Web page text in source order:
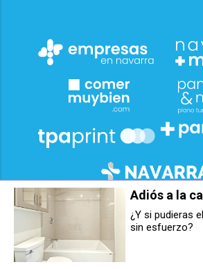
Berriozar busca voluntarios para
colaborar en la suelta de vaquillas
de sus fiestas patronales
Adiós a la
¿Y si pudieras
sin esfuerzo?